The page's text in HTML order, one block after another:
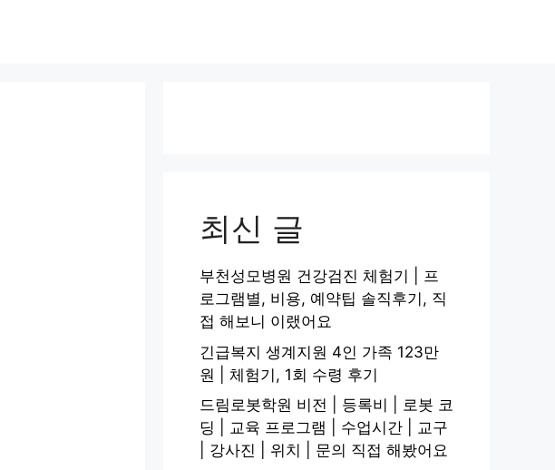
최신 글
부천성모병원 건강검진 체험기 | 프
로그램별, 비용, 예약팁 솔직후기, 직
접 해보니 이랬어요
긴급복지 생계지원 4인 가족 123만
원 | 체험기, 1회 수령 후기
드림로봇학원 비전 | 등록비 | 로봇 코
딩 | 교육 프로그램 | 수업시간 | 교구
| 강사진 | 위치 | 문의 직접 해봤어요